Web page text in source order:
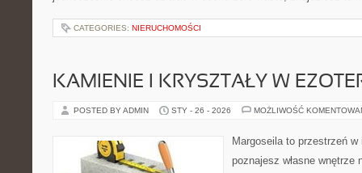
CATEGORIES: NIERUCHOMOŚCI
KAMIENIE I KRYSZTAŁY W
POSTED BY ADMIN STY - 26 - 2026 MOŻLIWOŚĆ
Margoseila to przestrzeń
poznajesz własne wnętrze